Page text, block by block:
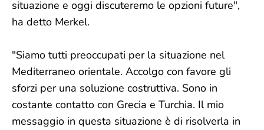
situazione e oggi discuteremo le opzioni future",
ha detto Merkel.
"Siamo tutti preoccupati per la situazione nel
Mediterraneo orientale. Accolgo con favore gli
sforzi per una soluzione costruttiva. Sono in
costante contatto con Grecia e Turchia. Il mio
messaggio in questa situazione è di risolverla in